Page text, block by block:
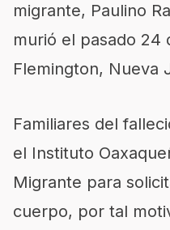
migrante, Paulino
murió el pasado 24
Flemington, Nueva
Familiares del
el Instituto
Migrante para
cuerpo, por tal